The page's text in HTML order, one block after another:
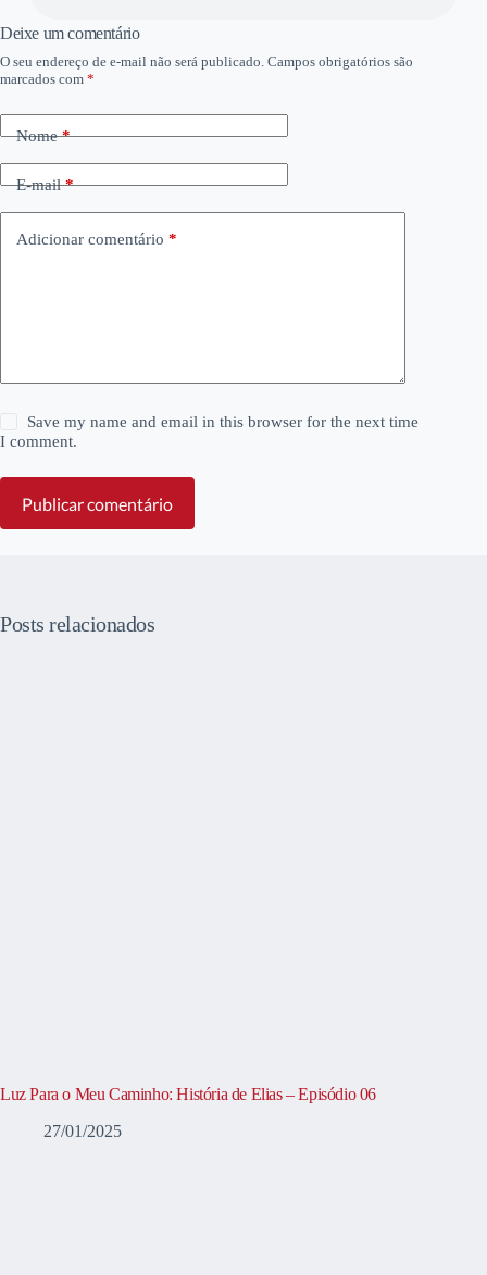
Deixe um comentário
O seu endereço de e-mail não será publicado. Campos obrigatórios são
marcados com *
Nome*
E-mail*
Adicionar comentário *
Save my name and email in this browser for the next time
I comment.
Publicar comentário
Posts relacionados
Luz Para o Meu Caminho: História de Elias – Episódio 06
27/01/2025